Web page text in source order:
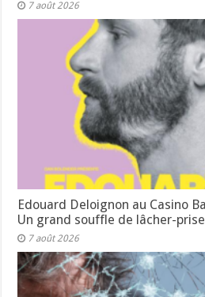
7 août 2026
Edouard Deloignon au Casino
Un grand souffle de lâcher-
7 août 2026